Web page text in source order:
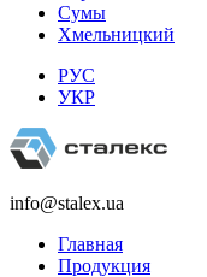
Сумы
Хмельницкий
РУС
УКР
info@stalex.ua
Главная
Продукция